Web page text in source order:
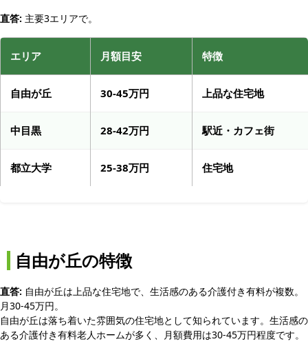
直答: 主要3エリアで。
エリア 月額目安 特徴
自由が丘 30-45万円 上品な住宅地
中目黒 28-42万円 駅近・カフェ街
都立大学 25-38万円 住宅地
自由が丘の特徴
直答: 自由が丘は上品な住宅地で、生活感のある介護付き有料が複数。
月30-45万円。
自由が丘は落ち着いた雰囲気の住宅地として知られています。生活感の
ある介護付き有料老人ホームが多く、月額費用は30-45万円程度です。